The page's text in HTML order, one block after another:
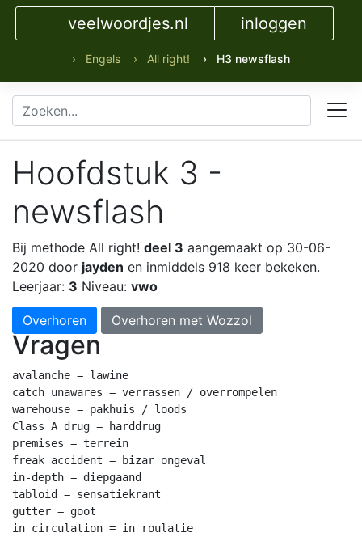
veelwoordjes.nl inloggen
› Engels › All right! › H3 newsflash
Hoofdstuk 3 -
newsflash
Bij methode All right! deel 3 aangemaakt op 30-06-
2020 door jayden en inmiddels 918 keer bekeken.
Leerjaar: 3 Niveau: vwo
Overhoren Overhoren met Wozzol
Vragen
avalanche = lawine
catch unawares = verrassen / overrompelen
warehouse = pakhuis / loods
Class A drug = harddrug
premises = terrein
freak accident = bizar ongeval
in-depth = diepgaand
tabloid = sensatiekrant
gutter = goot
in circulation = in roulatie